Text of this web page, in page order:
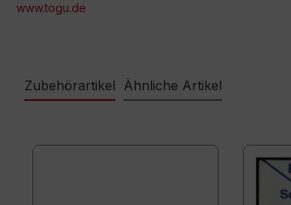
www.togu.de
Zubehörartikel Ähnliche Artikel